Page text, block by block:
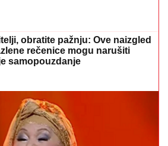
odluku: Evo zbog
usvajala samo dječake